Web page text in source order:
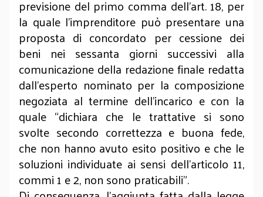
previsione del primo comma dell’art. 18, per
la quale l'imprenditore può presentare una
proposta di concordato per cessione dei
beni nei sessanta giorni successivi alla
comunicazione della redazione finale redatta
dall’esperto nominato per la composizione
negoziata al termine dell’incarico e con la
quale “dichiara che le trattative si sono
svolte secondo correttezza e buona fede,
che non hanno avuto esito positivo e che le
soluzioni individuate ai sensi dell'articolo 11,
commi 1 e 2, non sono praticabili”.